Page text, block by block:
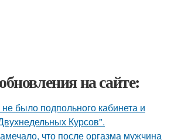
на сайте:
было подпольного кабинета и
Курсов".
что после оргазма мужчина